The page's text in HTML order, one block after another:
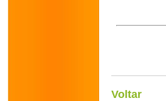
Voltar